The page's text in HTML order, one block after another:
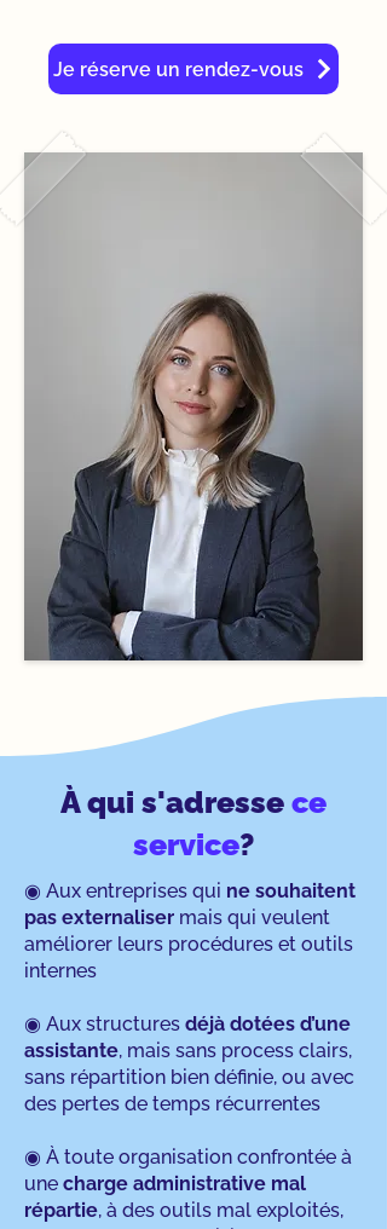
Je réserve un rendez-vous
À qui s'adresse ce
service?
◉ Aux entreprises qui ne souhaitent
pas externaliser mais qui veulent
améliorer leurs procédures et outils
internes
◉ Aux structures déjà dotées d’une
assistante, mais sans process clairs,
sans répartition bien définie, ou avec
des pertes de temps récurrentes
◉ À toute organisation confrontée à
une charge administrative mal
répartie, à des outils mal exploités,